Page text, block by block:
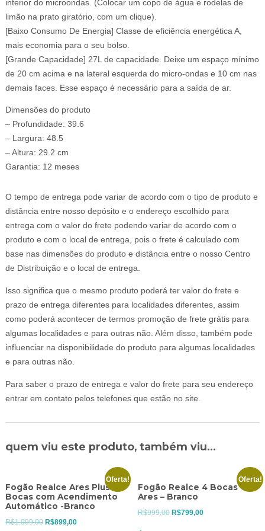
interior do microondas. (Colocar um copo de água e rodelas de
limão na prato giratório, com um clique).
[Baixo Consumo De Energia] Classe de eficiência energética A,
mais economia para o seu bolso.
[Grande Capacidade] 27L de capacidade. Deixe um espaço mínimo
de 20 cm acima e na lateral esquerda do micro-ondas e 10 cm nas
demais faces. Esse espaço é necessário para a saída de ar.
Dimensões do produto
– Profundidade: 39.6
– Largura: 48.5
– Altura: 29.2 cm
Garantia: 12 meses
O tempo de entrega pode variar de acordo com o tipo de produto e
distância entre nosso depósito e o endereço escolhido para
entrega com o valor do frete podendo variar de acordo com o
produto e com o local de entrega, pois o frete é calculado com
base nas dimensões do produto e distância entre o nosso Centro
de Distribuição e o local de entrega.
Isso significa que o mesmo produto poderá ter valor do frete e
prazo de entrega diferentes para localidades diferentes, assim
como poderá acontecer de termos promoção de frete grátis para
algumas localidades e para outras não. Além disso, também pode
influenciar na disponibilidade do produto para algumas localidades
e para outras não.
Para saber o prazo de entrega e valor do frete para seu endereço
entrar em contato pelos telefones que estão no site.
quem viu este produto, também viu...
Oferta!
Fogão Realce Ares Plus 4
Bocas com Acendimento
Automático -Branco
R$1.099,00 O
R$899,00O
Oferta!
Fogão Realce 4 Bocas
Ares – Branco
R$999,00 O
R$799,00O